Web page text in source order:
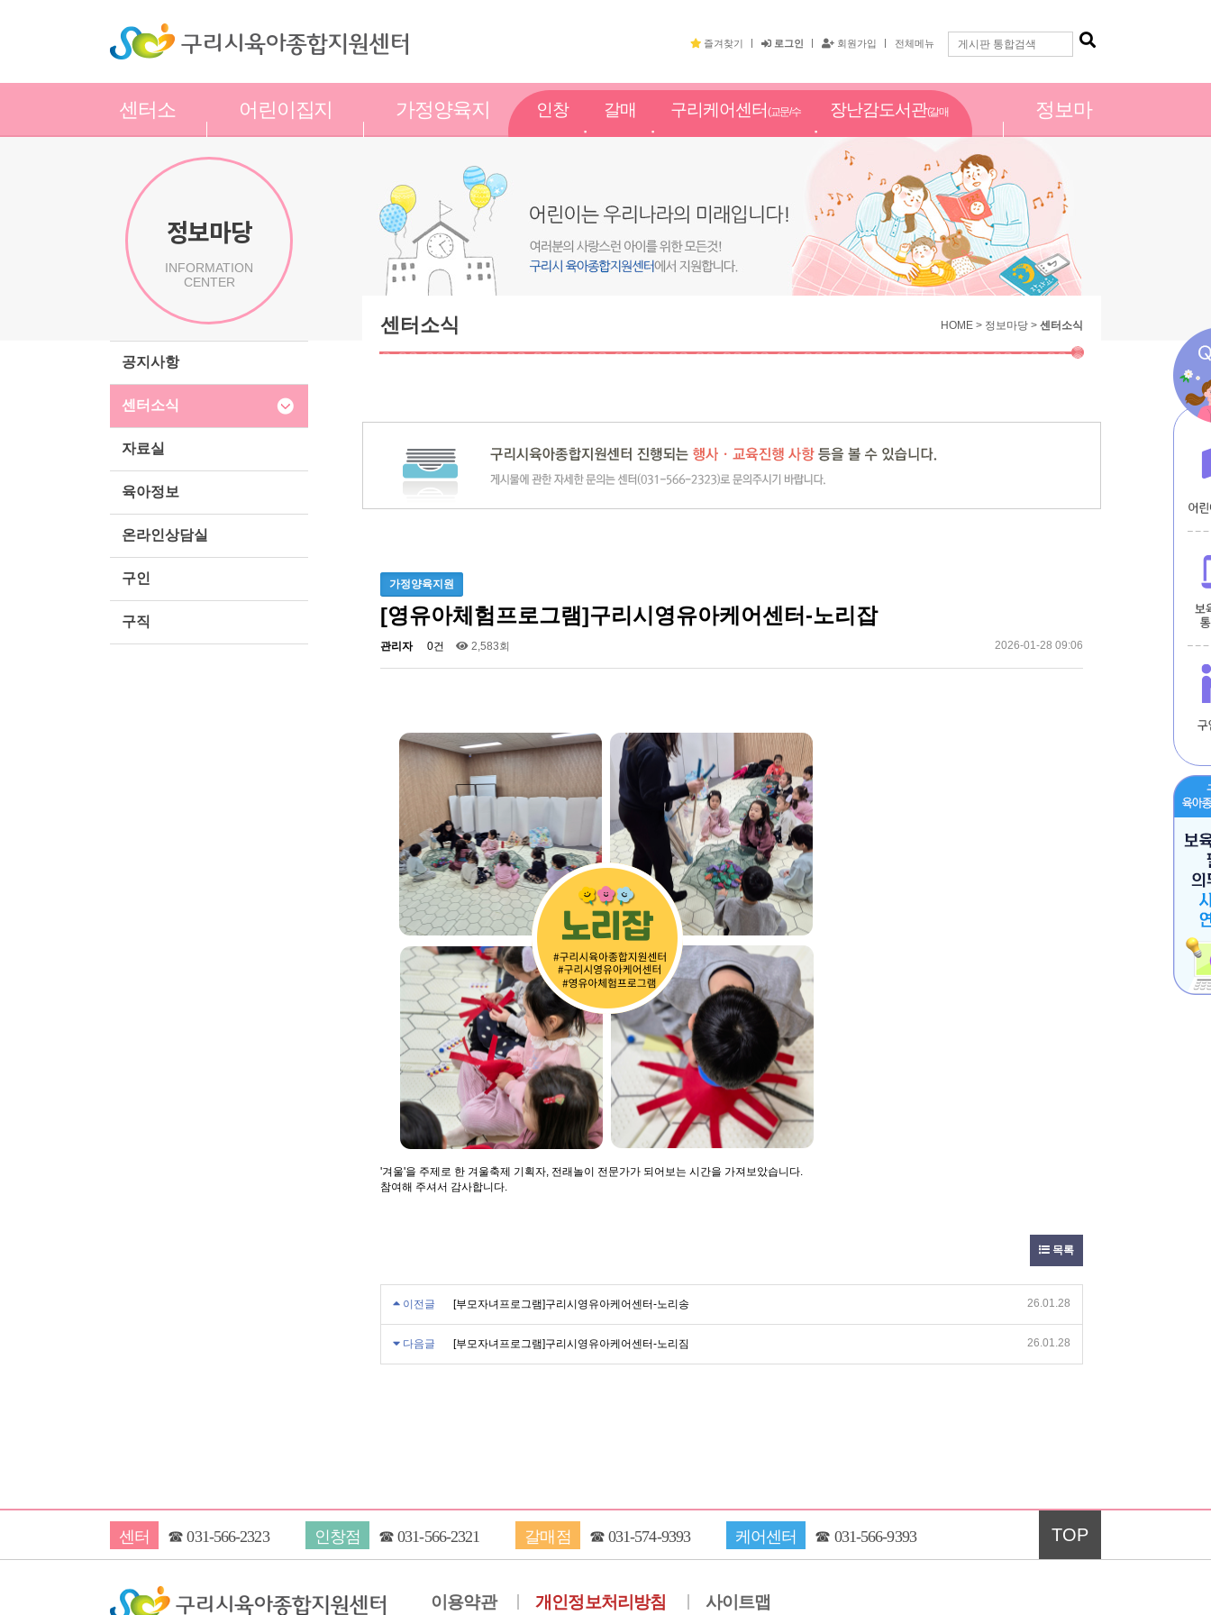
즐겨찾기 로그인 회원가입 전체메뉴
센터소
어린이집지
가정양육지
인창 갈매 구리케어센터 (교문/수 장난감도서관(갈매
정보마
정보마당
INFORMATION
CENTER
공지사항
센터소식
자료실
육아정보
온라인상담실
구인
구직
센터소식 HOME > 정보마당 > 센터소식
가정양육지원
[영유아체험프로그램]구리시영유아케어센터-노리잡
관리자 0건 2,583회 2026-01-28 09:06
'겨울'을 주제로 한 겨울축제 기획자, 전래놀이 전문가가 되어보는 시간을 가져보았습니다.
참여해 주셔서 감사합니다.
목록
이전글 [부모자녀프로그램]구리시영유아케어센터-노리송 26.01.28
다음글 [부모자녀프로그램]구리시영유아케어센터-노리짐 26.01.28
센터 ☎031-566-2323 인창점 ☎031-566-2321 갈매점 ☎ 031-574-9393 케어센터 ☎ 031-566-9393 TOP
이용약관 개인정보처리방침 사이트맵